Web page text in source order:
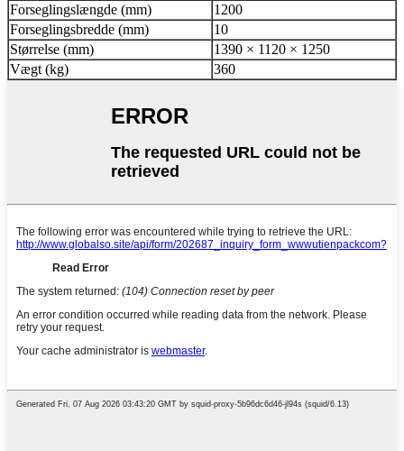
Forseglingslængde (mm)
1200
Forseglingsbredde (mm)
10
Størrelse (mm)
1390 × 1120 × 1250
Vægt (kg)
360